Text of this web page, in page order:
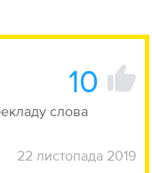
10
слова
22 листопада 2019